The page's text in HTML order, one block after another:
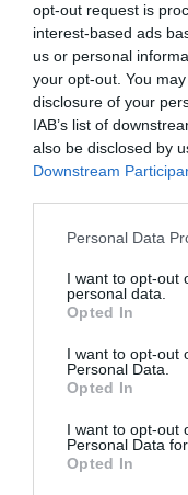
opt-out request is
interest-based ads
us or personal
your opt-out. You
disclosure of your
IAB’s list of
also be disclosed by
Downstream
Personal Data
I want to opt-out
personal data.
Opted In
I want to opt-out
Personal Data.
Opted In
I want to opt-out
Personal Data
Opted In
“Per tutelare le
almeno su tre
l’immediata
indispensabile
soggetti coinvolti,
particolare
accordi con i
reti criminali che
in guardia le
vanno incontro".